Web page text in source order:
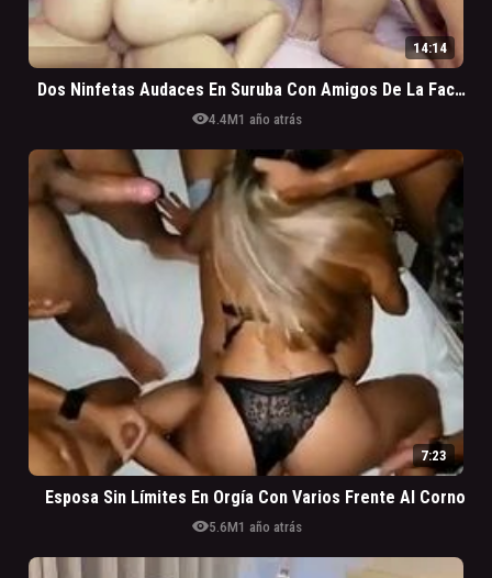
14:14
Dos Ninfetas Audaces En Suruba Con Amigos De La Facultad
visibility4.4M1 año atrás
7:23
Esposa Sin Límites En Orgía Con Varios Frente Al Corno
visibility5.6M1 año atrás